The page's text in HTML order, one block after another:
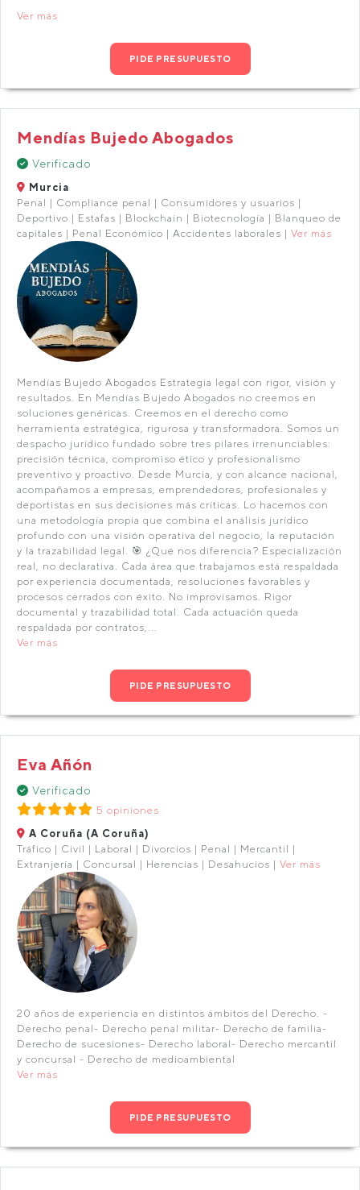
Ver más
PIDE PRESUPUESTO
Mendías Bujedo Abogados
Verificado
Murcia
Penal | Compliance penal | Consumidores y usuarios |
Deportivo | Estafas | Blockchain | Biotecnología | Blanqueo de
capitales | Penal Económico | Accidentes laborales | Ver más
Mendías Bujedo Abogados Estrategia legal con rigor, visión y
resultados. En Mendías Bujedo Abogados no creemos en
soluciones genéricas. Creemos en el derecho como
herramienta estratégica, rigurosa y transformadora. Somos un
despacho jurídico fundado sobre tres pilares irrenunciables:
precisión técnica, compromiso ético y profesionalismo
preventivo y proactivo. Desde Murcia, y con alcance nacional,
acompañamos a empresas, emprendedores, profesionales y
deportistas en sus decisiones más críticas. Lo hacemos con
una metodología propia que combina el análisis jurídico
profundo con una visión operativa del negocio, la reputación
y la trazabilidad legal. 🎯 ¿Qué nos diferencia? Especialización
real, no declarativa. Cada área que trabajamos está respaldada
por experiencia documentada, resoluciones favorables y
procesos cerrados con éxito. No improvisamos. Rigor
documental y trazabilidad total. Cada actuación queda
respaldada por contratos,...
Ver más
PIDE PRESUPUESTO
Eva Añón
Verificado
5 opiniones
A Coruña (A Coruña)
Tráfico | Civil | Laboral | Divorcios | Penal | Mercantil |
Extranjería | Concursal | Herencias | Desahucios | Ver más
20 años de experiencia en distintos ámbitos del Derecho. -
Derecho penal- Derecho penal militar- Derecho de familia-
Derecho de sucesiones- Derecho laboral- Derecho mercantil
y concursal - Derecho de medioambiental
Ver más
PIDE PRESUPUESTO